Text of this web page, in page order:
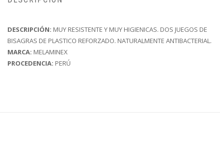
DESCRIPCIÓN: MUY RESISTENTE Y MUY HIGIENICAS. DOS JUEGOS DE
BISAGRAS DE PLASTICO REFORZADO. NATURALMENTE ANTIBACTERIAL.
MARCA: MELAMINEX
PROCEDENCIA: PERÚ